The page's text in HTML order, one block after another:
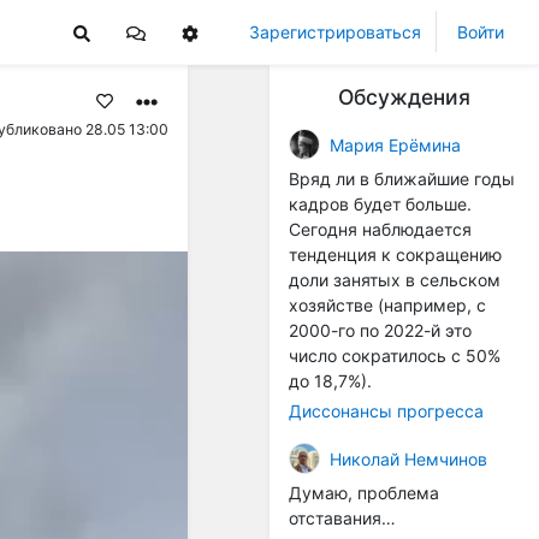
Зарегистрироваться Войти
28.05 13:00
Обсуждения
Мария Ерёмина
Вряд ли в ближайшие годы
кадров будет больше.
Сегодня наблюдается
тенденция к сокращению
доли занятых в сельском
хозяйстве (например, с
2000-го по 2022-й это
число сократилось с 50%
до 18,7%).
Диссонансы прогресса
Николай Немчинов
Думаю, проблема
отставания